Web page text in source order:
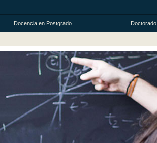
Docencia en Postgrado Doctorado